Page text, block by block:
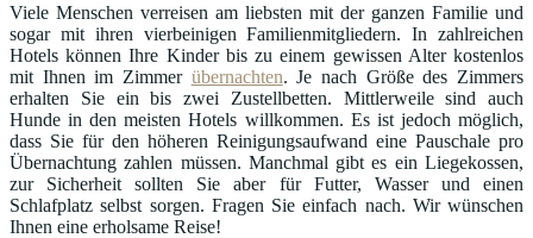
Viele Menschen verreisen am liebsten mit der ganzen Familie und
sogar mit ihren vierbeinigen Familienmitgliedern. In zahlreichen
Hotels können Ihre Kinder bis zu einem gewissen Alter kostenlos
mit Ihnen im Zimmer übernachten. Je nach Größe des Zimmers
erhalten Sie ein bis zwei Zustellbetten. Mittlerweile sind auch
Hunde in den meisten Hotels willkommen. Es ist jedoch möglich,
dass Sie für den höheren Reinigungsaufwand eine Pauschale pro
Übernachtung zahlen müssen. Manchmal gibt es ein Liegekossen,
zur Sicherheit sollten Sie aber für Futter, Wasser und einen
Schlafplatz selbst sorgen. Fragen Sie einfach nach. Wir wünschen
Ihnen eine erholsame Reise!